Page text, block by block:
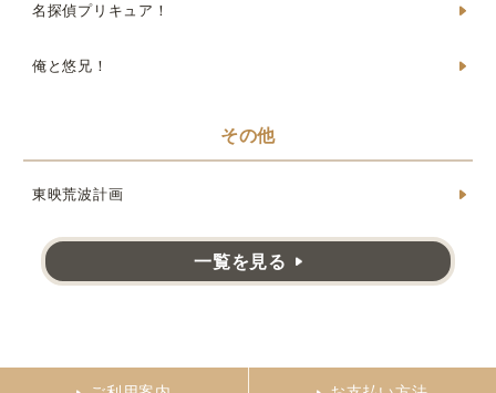
名探偵プリキュア！
俺と悠兄！
その他
東映荒波計画
一覧を見る